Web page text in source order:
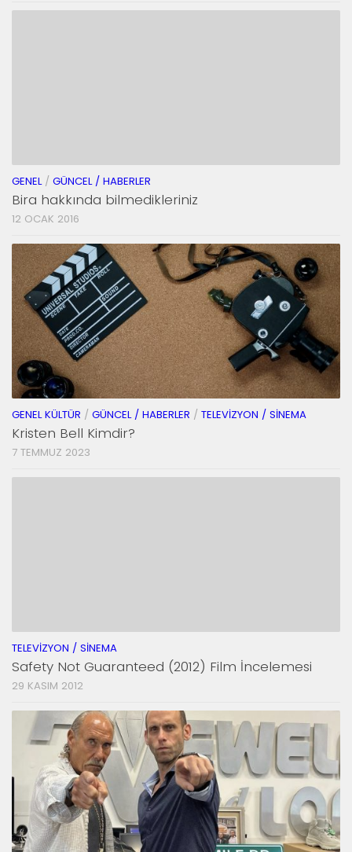
GENEL/ GÜNCEL / HABERLER
Bira hakkında bilmedikleriniz
12 OCAK 2016
GENEL KÜLTÜR / GÜNCEL / HABERLER / TELEVIZYON / SINEMA
Kristen Bell Kimdir?
7 TEMMUZ 2023
TELEVIZYON / SINEMA
Safety Not Guaranteed (2012) Film İncelemesi
29 KASIM 2012